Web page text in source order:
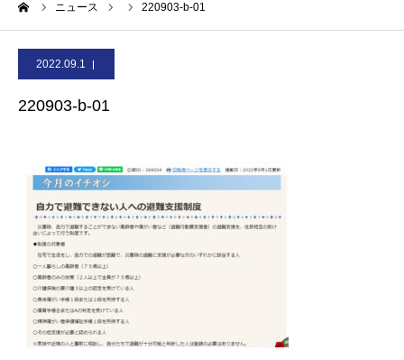
ニュース 220903-b-01
2022.09.1
220903-b-01